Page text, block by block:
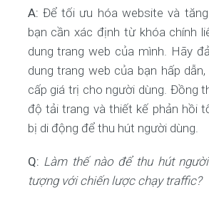
A: Để tối ưu hóa website và
bạn cần xác định từ khóa chính
dung trang web của mình. Hãy
dung trang web của bạn hấp
cấp giá trị cho người dùng. Đồng
độ tải trang và thiết kế phản hồi
bị di động để thu hút người dùng.
Q: Làm thế nào để thu hút
tượng với chiến lược chạy traffic?